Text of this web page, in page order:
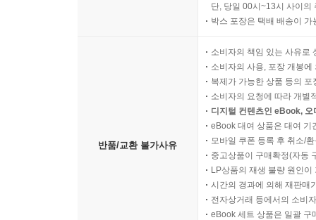
단, 당일 00시~13시 사이의
박스 포장은 택배 배송이
반품/교환 불가사유
소비자의 책임 있는 사유로
소비자의 사용, 포장 개봉
복제가 가능한 상품 등의
소비자의 요청에 따라 개별
디지털 컨텐츠인 eBook,
eBook 대여 상품은 대여 기
모바일 쿠폰 등록 후 취소/
중고상품이 구매확정(자동
LP상품의 재생 불량 원인
시간의 경과에 의해 재판매
전자상거래 등에서의 소비
eBook 세트 상품은 일괄 구